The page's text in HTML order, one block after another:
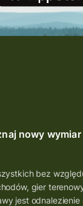
nowy
bez
gier
jest odnalezienie